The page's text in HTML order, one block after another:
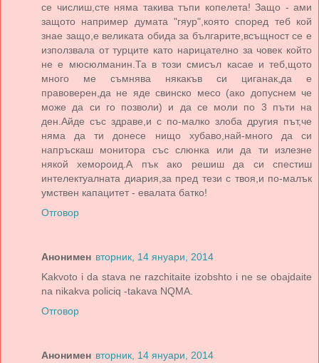
се числиш,сте няма такива тъпи копелета! Защо - ами
защото например думата "гяур",която според теб кой
знае защо,е великата обида за българите,всъщност се е
използвала от турците като нарицателно за човек който
не е мюсюлманин.Та в този смисъл касае и теб,щото
много ме съмнява някакъв си циганак,да е
правоверен,да не яде свинско месо (ако допуснем че
може да си го позволи) и да се моли по 3 пъти на
ден.Айде със здраве,и с по-малко злоба другия път,че
няма да ти донесе нищо хубаво,най-много да си
напръскаш монитора със слюнка или да ти излезне
някой хемороид.А пък ако решиш да си спестиш
интелектуалната диария,за пред тези с твоя,и по-малък
умствен капацитет - евалата батко!
Отговор
Анонимен вторник, 14 януари, 2014
Kakvoto i da stava ne razchitaite izobshto i ne se obajdaite
na nikakva policiq -takava NQMA.
Отговор
Анонимен вторник, 14 януари, 2014